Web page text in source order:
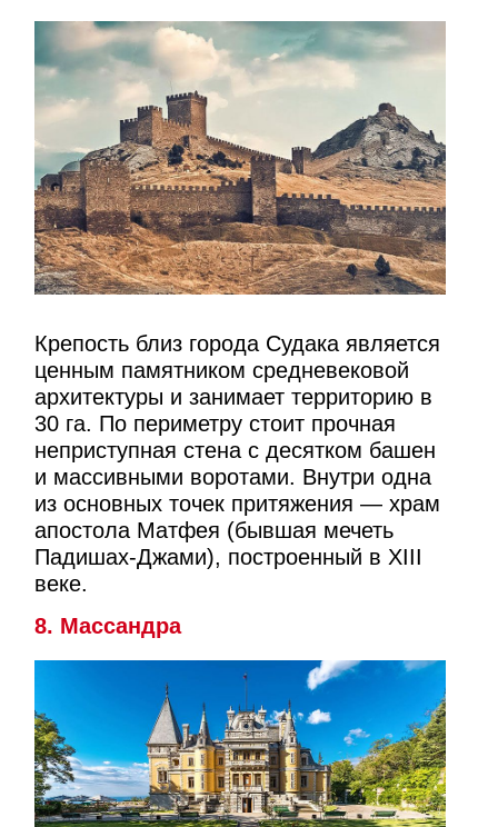
Крепость близ города Судака является
ценным памятником средневековой
архитектуры и занимает территорию в
30 га. По периметру стоит прочная
неприступная стена с десятком башен
и массивными воротами. Внутри одна
из основных точек притяжения — храм
апостола Матфея (бывшая мечеть
Падишах-Джами), построенный в XIII
веке.
8. Массандра